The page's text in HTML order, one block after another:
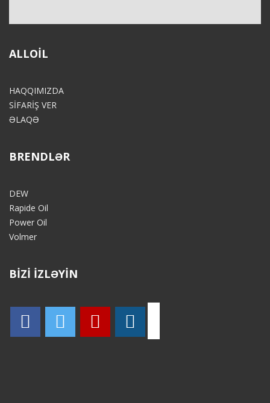
ALLOIL
HAQQIMIZDA
SİFARİŞ VER
ƏLAQƏ
BRENDLƏR
DEW
Rapide Oil
Power Oil
Volmer
BİZİ İZLƏYİN